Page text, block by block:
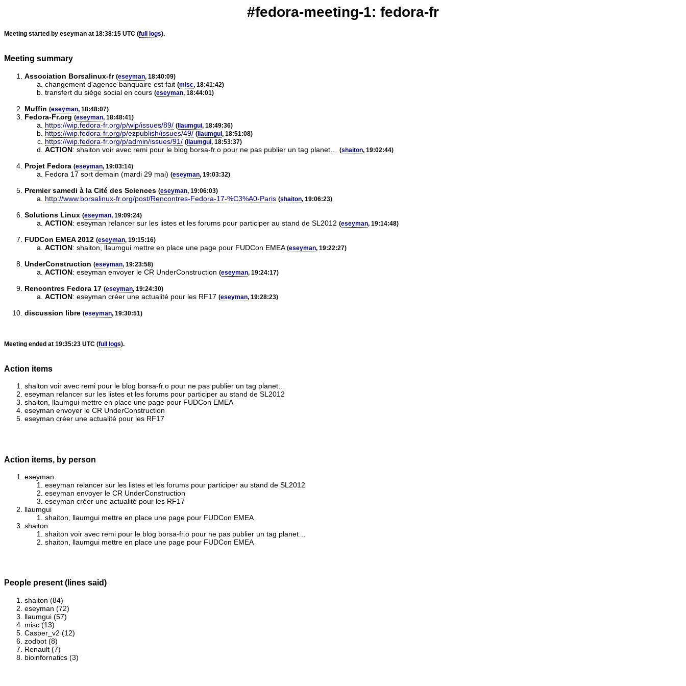
#fedora-meeting-1: fedora-fr
Meeting started by eseyman at 18:38:15 UTC (full logs).
Meeting summary
Association Borsalinux-fr (eseyman, 18:40:09)
changement d'agence banquaire est fait (misc, 18:41:42)
transfert du siège social en cours (eseyman, 18:44:01)
Muffin (eseyman, 18:48:07)
Fedora-Fr.org (eseyman, 18:48:41)
https://wip.fedora-fr.org/p/wip/issues/89/ (llaumgui, 18:49:36)
https://wip.fedora-fr.org/p/ezpublish/issues/49/ (llaumgui, 18:51:08)
https://wip.fedora-fr.org/p/admin/issues/91/ (llaumgui, 18:53:37)
ACTION: shaiton voir avec remi pour le blog borsa-fr.o pour ne pas publier un tag planet… (shaiton, 19:02:44)
Projet Fedora (eseyman, 19:03:14)
Fedora 17 sort demain (mardi 29 mai) (eseyman, 19:03:32)
Premier samedi à la Cité des Sciences (eseyman, 19:06:03)
http://www.borsalinux-fr.org/post/Rencontres-Fedora-17-%C3%A0-Paris (shaiton, 19:06:23)
Solutions Linux (eseyman, 19:09:24)
ACTION: eseyman relancer sur les listes et les forums pour participer au stand de SL2012 (eseyman, 19:14:48)
FUDCon EMEA 2012 (eseyman, 19:15:16)
ACTION: shaiton, llaumgui mettre en place une page pour FUDCon EMEA (eseyman, 19:22:27)
UnderConstruction (eseyman, 19:23:58)
ACTION: eseyman envoyer le CR UnderConstruction (eseyman, 19:24:17)
Rencontres Fedora 17 (eseyman, 19:24:30)
ACTION: eseyman créer une actualité pour les RF17 (eseyman, 19:28:23)
discussion libre (eseyman, 19:30:51)
Meeting ended at 19:35:23 UTC (full logs).
Action items
shaiton voir avec remi pour le blog borsa-fr.o pour ne pas publier un tag planet…
eseyman relancer sur les listes et les forums pour participer au stand de SL2012
shaiton, llaumgui mettre en place une page pour FUDCon EMEA
eseyman envoyer le CR UnderConstruction
eseyman créer une actualité pour les RF17
Action items, by person
eseyman
eseyman relancer sur les listes et les forums pour participer au stand de SL2012
eseyman envoyer le CR UnderConstruction
eseyman créer une actualité pour les RF17
llaumgui
shaiton, llaumgui mettre en place une page pour FUDCon EMEA
shaiton
shaiton voir avec remi pour le blog borsa-fr.o pour ne pas publier un tag planet…
shaiton, llaumgui mettre en place une page pour FUDCon EMEA
People present (lines said)
shaiton (84)
eseyman (72)
llaumgui (57)
misc (13)
Casper_v2 (12)
zodbot (8)
Renault (7)
bioinfornatics (3)